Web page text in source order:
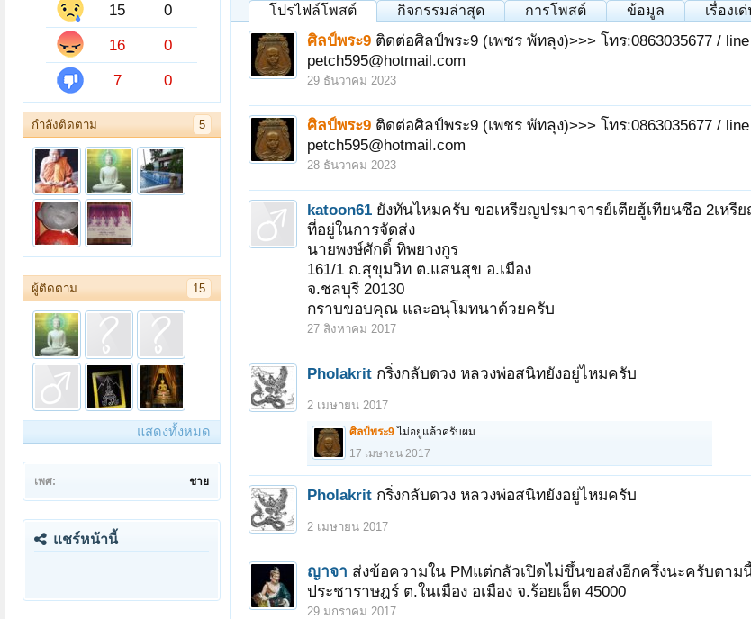
15
0
16
0
7
0
กำลังติดตาม 5
ผู้ติดตาม 15
แสดงทั้งหมด
เพศ: ชาย
แชร์หน้านี้
โปรไฟล์โพสต์ กิจกรรมล่าสุด การโพสต์ ข้อมูล เรื่องเ
ศิลป์พระ9 ติดต่อศิลป์พระ9 (เพชร พัทลุง)>>> โทร:0863035677 /
petch595@hotmail.com
29 ธันวาคม 2023
ศิลป์พระ9 ติดต่อศิลป์พระ9 (เพชร พัทลุง)>>> โทร:0863035677 /
petch595@hotmail.com
28 ธันวาคม 2023
katoon61 ยังทันไหมครับ ขอเหรียญปรมาจารย์เตียฮู้เทียนซือ 2เหรี
ที่อยู่ในการจัดส่ง
นายพงษ์ศักดิ์ ทิพยางกูร
161/1 ถ.สุขุมวิท ต.แสนสุข อ.เมือง
จ.ชลบุรี 20130
กราบขอบคุณ และอนุโมทนาด้วยครับ
27 สิงหาคม 2017
Pholakrit กริ่งกลับดวง หลวงพ่อสนิทยังอยู่ไหมครับ
2 เมษายน 2017
ศิลป์พระ9 ไม่อยู่แล้วครับผม
17 เมษายน 2017
Pholakrit กริ่งกลับดวง หลวงพ่อสนิทยังอยู่ไหมครับ
2 เมษายน 2017
ญาจา ส่งข้อความใน PMแต่กลัวเปิดไม่ขึ้นขอส่งอีกครึ่งนะครับตา
ประชาราษฎร์ ต.ในเมือง อเมือง จ.ร้อยเอ็ด 45000
29 มกราคม 2017